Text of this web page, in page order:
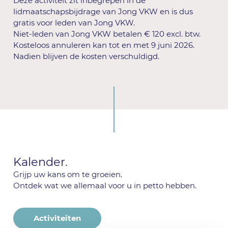
lidmaatschapsbijdrage van Jong VKW en is dus
gratis voor leden van Jong VKW.
Niet-leden van Jong VKW betalen € 120 excl. btw.
Kosteloos annuleren kan tot en met 9 juni 2026.
Nadien blijven de kosten verschuldigd.
Kalender.
Grijp uw kans om te groeien.
Ontdek wat we allemaal voor u in petto hebben.
Activiteiten